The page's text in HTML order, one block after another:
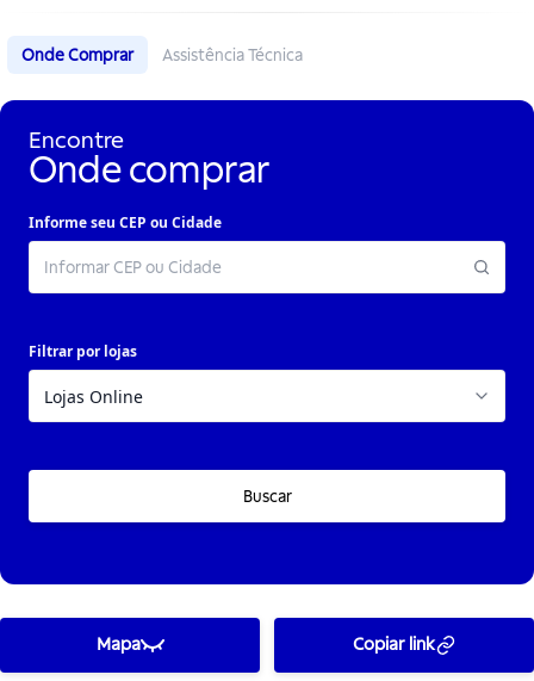
Onde Comprar Assistência Técnica
Encontre
Onde comprar
Informe seu CEP ou Cidade
Filtrar por lojas
Buscar
Mapa Copiar link